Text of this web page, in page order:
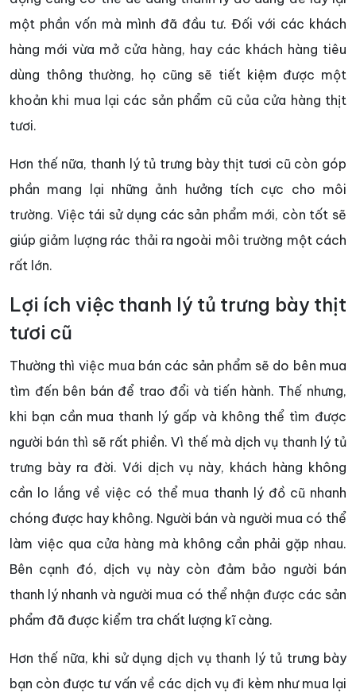
một phần vốn mà mình đã đầu tư. Đối với các khách
hàng mới vừa mở cửa hàng, hay các khách hàng tiêu
dùng thông thường, họ cũng sẽ tiết kiệm được một
khoản khi mua lại các sản phẩm cũ của cửa hàng thịt
tươi.
Hơn thế nữa, thanh lý tủ trưng bày thịt tươi cũ còn góp
phần mang lại những ảnh hưởng tích cực cho môi
trường. Việc tái sử dụng các sản phẩm mới, còn tốt sẽ
giúp giảm lượng rác thải ra ngoài môi trường một cách
rất lớn.
Lợi ích việc thanh lý tủ trưng bày thịt
tươi cũ
Thường thì việc mua bán các sản phẩm sẽ do bên mua
tìm đến bên bán để trao đổi và tiến hành. Thế nhưng,
khi bạn cần mua thanh lý gấp và không thể tìm được
người bán thì sẽ rất phiền. Vì thế mà dịch vụ thanh lý tủ
trưng bày ra đời. Với dịch vụ này, khách hàng không
cần lo lắng về việc có thể mua thanh lý đồ cũ nhanh
chóng được hay không. Người bán và người mua có thể
làm việc qua cửa hàng mà không cần phải gặp nhau.
Bên cạnh đó, dịch vụ này còn đảm bảo người bán
thanh lý nhanh và người mua có thể nhận được các sản
phẩm đã được kiểm tra chất lượng kĩ càng.
Hơn thế nữa, khi sử dụng dịch vụ thanh lý tủ trưng bày
bạn còn được tư vấn về các dịch vụ đi kèm như mua lại